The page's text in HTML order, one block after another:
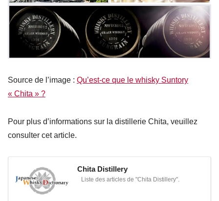
Source de l’image : Qu’est-ce que le whisky Suntory
« Chita » ?
Pour plus d’informations sur la distillerie Chita, veuillez
consulter cet article.
Chita Distillery
Liste des articles de "Chita Distillery".